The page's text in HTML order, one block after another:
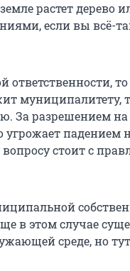
растет дерево
если вы всё-
ответственности,
муниципалитету,
За разрешением на
угрожает падением
стоит с
в этом случае
среде, но